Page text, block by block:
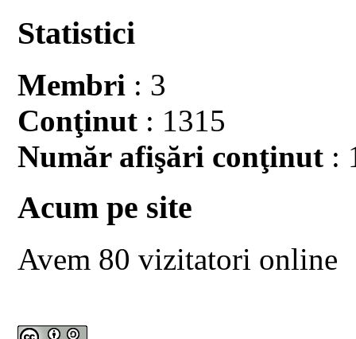
Statistici
Membri : 3
Conţinut : 1315
Număr afişări conţinut :
Acum pe site
Avem 80 vizitatori online